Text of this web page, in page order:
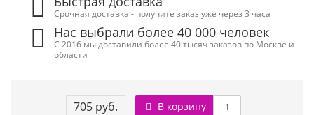
Срочная доставка - получите заказ уже через 3 часа
Нас выбрали более 40 000 человек
С 2016 мы доставили более 40 тысяч заказов по Москве и
области
705 руб. В корзину